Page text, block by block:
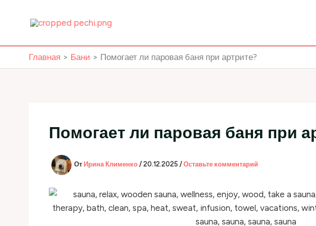
Главная Бани Помогает ли паровая баня при артрите?
Помогает ли паровая баня при
От Ирина Клименко / 20.12.2025 / Оставьте комментарий